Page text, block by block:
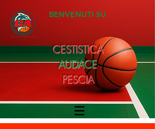
BENVENUTI SU
CESTISTICA
AUDACE
PESCIA